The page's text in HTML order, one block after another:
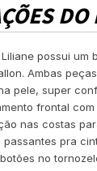
possui um
Ambas
pele, super
frontal
nas costas
passantes pra
no